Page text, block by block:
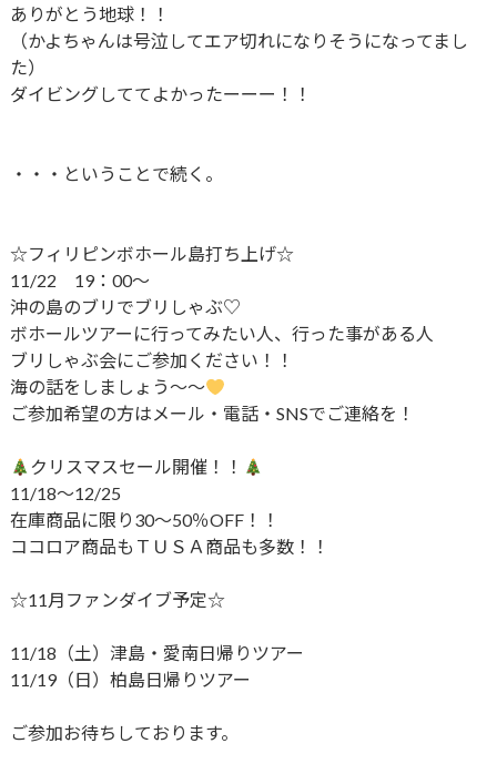
ありがとう地球！！
（かよちゃんは号泣してエア切れになりそうになってまし
た）
ダイビングしててよかったーーー！！
・・・ということで続く。
☆フィリピンボホール島打ち上げ☆
11/22 19：00～
沖の島のブリでブリしゃぶ♡
ボホールツアーに行ってみたい人、行った事がある人
ブリしゃぶ会にご参加ください！！
海の話をしましょう～～
ご参加希望の方はメール・電話・SNSでご連絡を！
クリスマスセール開催！！
11/18～12/25
在庫商品に限り30～50％OFF！！
ココロア商品もＴＵＳＡ商品も多数！！
☆11月ファンダイブ予定☆
11/18（土）津島・愛南日帰りツアー
11/19（日）柏島日帰りツアー
ご参加お待ちしております。